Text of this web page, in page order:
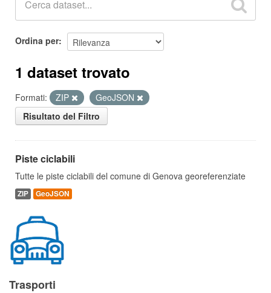
Ordina per
1 dataset trovato
Formati: ZIP
GeoJSON
Risultato del Filtro
Piste ciclabili
Tutte le piste ciclabili del comune di Genova georeferenziate
ZIP GeoJSON
Trasporti